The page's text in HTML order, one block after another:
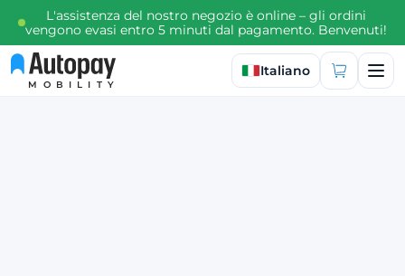
L'assistenza del nostro negozio è online – gli ordini
vengono evasi entro 5 minuti dal pagamento. Benvenuti!
MOBILITY
Seleziona lingua
Italiano